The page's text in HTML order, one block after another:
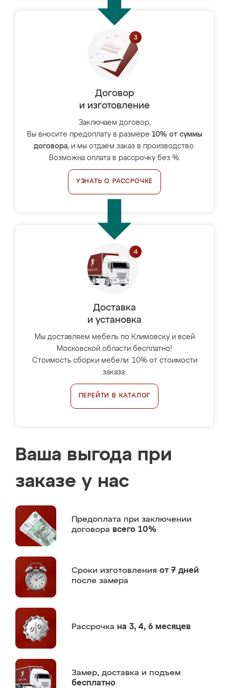
Договор
и изготовление
Заключаем договор,
Вы вносите предоплату в размере 10% от суммы
договора, и мы отдаём заказ в производство.
Возможна оплата в рассрочку без %.
УЗНАТЬ О РАССРОЧКЕ
Доставка
и установка
Мы доставляем мебель по Климовску и всей
Московской области бесплатно!
Стоимость сборки мебели: 10% от стоимости
заказа.
ПЕРЕЙТИ В КАТАЛОГ
Ваша выгода при
заказе у нас
Предоплата при заключении
договора всего 10%
Сроки изготовления от 7 дней
после замера
Рассрочка на 3, 4, 6 месяцев
Замер, доставка и подъем
бесплатно